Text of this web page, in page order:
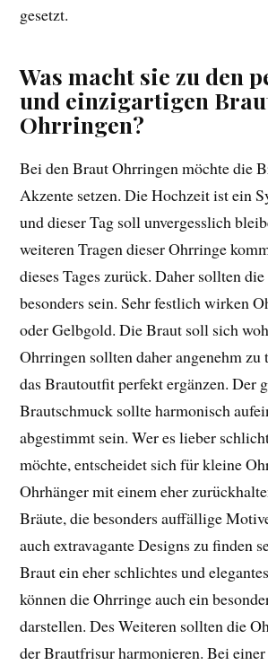
gesetzt.
Was macht sie zu den
und einzigartigen
Ohrringen?
Bei den Braut Ohrringen möchte die
Akzente setzen. Die Hochzeit ist ein
und dieser Tag soll unvergesslich
weiteren Tragen dieser Ohrringe
dieses Tages zurück. Daher sollten
besonders sein. Sehr festlich wirken
oder Gelbgold. Die Braut soll sich
Ohrringen sollten daher angenehm zu
das Brautoutfit perfekt ergänzen. Der
Brautschmuck sollte harmonisch
abgestimmt sein. Wer es lieber
möchte, entscheidet sich für kleine
Ohrhänger mit einem eher
Bräute, die besonders auffällige
auch extravagante Designs zu finden
Braut ein eher schlichtes und
können die Ohrringe auch ein
darstellen. Des Weiteren sollten die
der Brautfrisur harmonieren. Bei